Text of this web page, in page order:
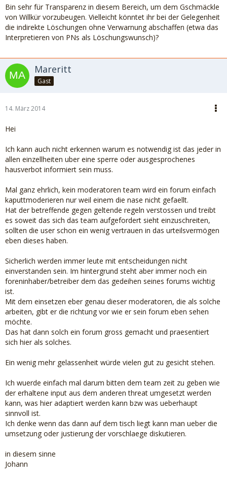
Bin sehr für Transparenz in diesem Bereich, um dem Gschmäckle
von Willkür vorzubeugen. Vielleicht könntet ihr bei der Gelegenheit
die indirekte Löschungen ohne Verwarnung abschaffen (etwa das
Interpretieren von PNs als Löschungswunsch)?
Mareritt
Gast
14. März 2014
Hei
Ich kann auch nicht erkennen warum es notwendig ist das jeder in
allen einzellheiten uber eine sperre oder ausgesprochenes
hausverbot informiert sein muss.
Mal ganz ehrlich, kein moderatoren team wird ein forum einfach
kaputtmoderieren nur weil einem die nase nicht gefaellt.
Hat der betreffende gegen geltende regeln verstossen und treibt
es soweit das sich das team aufgefordert sieht einzuschreiten,
sollten die user schon ein wenig vertrauen in das urteilsvermögen
eben dieses haben.
Sicherlich werden immer leute mit entscheidungen nicht
einverstanden sein. Im hintergrund steht aber immer noch ein
foreninhaber/betreiber dem das gedeihen seines forums wichtig
ist.
Mit dem einsetzen eber genau dieser moderatoren, die als solche
arbeiten, gibt er die richtung vor wie er sein forum eben sehen
möchte.
Das hat dann solch ein forum gross gemacht und praesentiert
sich hier als solches.
Ein wenig mehr gelassenheit würde vielen gut zu gesicht stehen.
Ich wuerde einfach mal darum bitten dem team zeit zu geben wie
der erhaltene input aus dem anderen threat umgesetzt werden
kann, was hier adaptiert werden kann bzw was ueberhaupt
sinnvoll ist.
Ich denke wenn das dann auf dem tisch liegt kann man ueber die
umsetzung oder justierung der vorschlaege diskutieren.
in diesem sinne
Johann